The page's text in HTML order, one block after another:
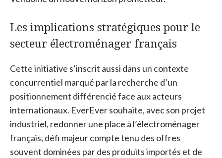
Les implications stratégiques pour le
secteur électroménager français
Cette initiative s’inscrit aussi dans un contexte
concurrentiel marqué par la recherche d’un
positionnement différencié face aux acteurs
internationaux. EverEver souhaite, avec son projet
industriel, redonner une place à l’électroménager
français, défi majeur compte tenu des offres
souvent dominées par des produits importés et de